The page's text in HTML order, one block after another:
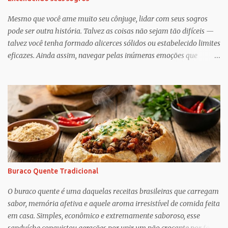
Mesmo que você ame muito seu cônjuge, lidar com seus sogros
pode ser outra história. Talvez as coisas não sejam tão difíceis —
talvez você tenha formado alicerces sólidos ou estabelecido limites
eficazes. Ainda assim, navegar pelas inúmeras emoções que
professor da Escola de Serviço Social da Universidade de
Maryland. Greif é coautor de In-Law Relationships: Mothers,
Daughters, Fathers, and Sons , para o qual ele e o coautor Michael
Wooley, PhD, MSW, DCSW, entrevistaram mais de 1.500 sogros
para compartilhar como esses relacionamentos, embora às vezes
complicados, também pode ser gratificante e
reconfortante. Embora a cultura popular e as narrativas sociais
nos façam acreditar que os relacionamentos familiares dão muito
trabalho para manter e podem ser confusos (quem assistiu The
Undoing ?), o que Greif descobriu é mais esperançoso:...
Buraco Quente Tradicional
O buraco quente é uma daquelas receitas brasileiras que carregam
sabor, memória afetiva e aquele aroma irresistível de comida feita
em casa. Simples, econômico e extremamente saboroso, esse